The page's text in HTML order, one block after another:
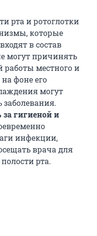
рта и ротоглотки
которые
в состав
могут причинять
работы местного и
фоне его
могут
гигиеной и
инфекции,
врача для
рта.